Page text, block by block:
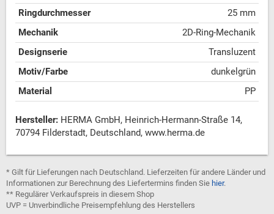
Ringdurchmesser
25 mm
Mechanik
2D-Ring-Mechanik
Designserie
Transluzent
Motiv/Farbe
dunkelgrün
Material
PP
Hersteller: HERMA GmbH, Heinrich-Hermann-Straße 14,
70794 Filderstadt, Deutschland, www.herma.de
* Gilt für Lieferungen nach Deutschland. Lieferzeiten für andere Länder und
Informationen zur Berechnung des Liefertermins finden Sie hier.
** Regulärer Verkaufspreis in diesem Shop
UVP = Unverbindliche Preisempfehlung des Herstellers